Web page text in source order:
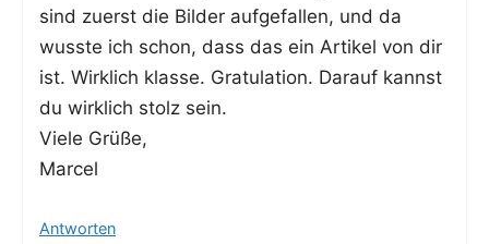
sind zuerst die Bil­der auf­ge­fal­len, und da
wuss­te ich schon, dass das ein Arti­kel von dir
ist. Wirk­lich klas­se. Gra­tu­la­ti­on. Dar­auf kannst
du wirk­lich stolz sein.
Vie­le Grüße,
Marcel
Antworten